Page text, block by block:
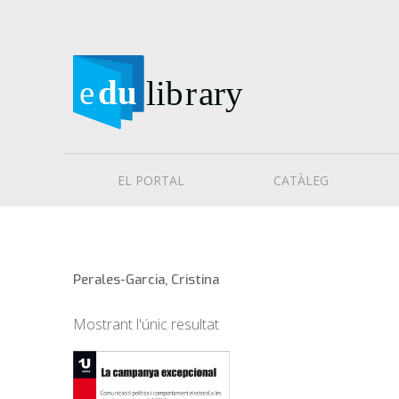
EL PORTAL CATÀLEG
Perales-Garcia, Cristina
Mostrant l'únic resultat